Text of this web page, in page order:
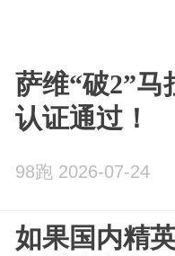
萨维“破2”马
认证通过！
98跑 2026-07-24
如果国内精